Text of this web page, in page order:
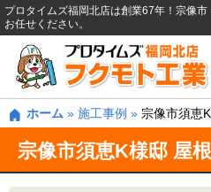
プロタイムズ福岡北店は創業67年！宗像
お任せください。
ホーム » 施工事例 » 宗像市須恵
宗像市須恵K様邸 屋